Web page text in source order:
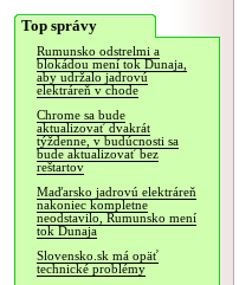
Top správy
Rumunsko odstrelmi a
blokádou mení tok Dunaja,
aby udržalo jadrovú
elektráreň v chode
Chrome sa bude
aktualizovať dvakrát
týždenne, v budúcnosti sa
bude aktualizovať bez
reštartov
Maďarsko jadrovú elektráreň
nakoniec kompletne
neodstavilo, Rumunsko mení
tok Dunaja
Slovensko.sk má opäť
technické problémy